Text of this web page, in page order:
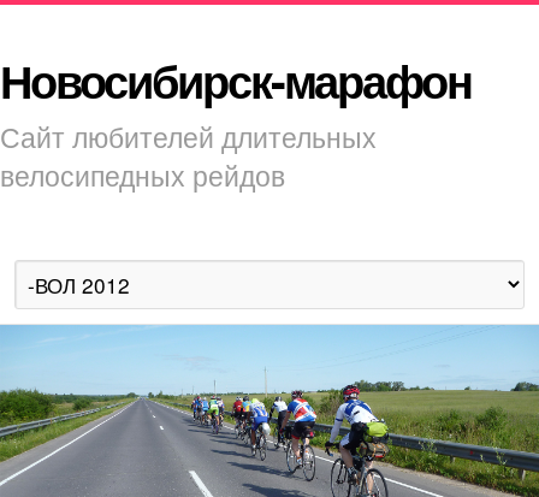
Новосибирск-марафон
Сайт любителей длительных
велосипедных рейдов